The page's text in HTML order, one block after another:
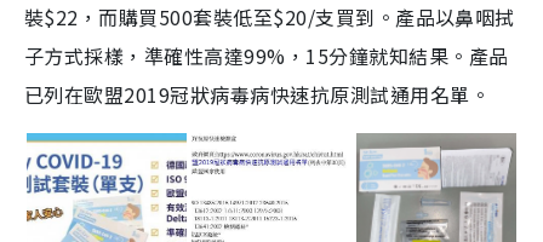
裝$22，而購買500套裝低至$20/支買到。產品以鼻咽拭
子方式採樣，準確性高達99%，15分鐘就知結果。產品
已列在歐盟2019冠狀病毒病快速抗原測試通用名單。